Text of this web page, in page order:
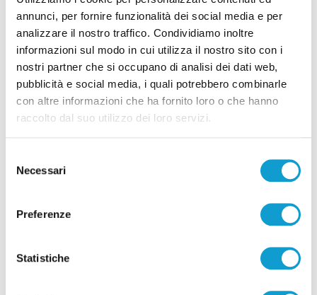
annunci, per fornire funzionalità dei social media e per
analizzare il nostro traffico. Condividiamo inoltre
informazioni sul modo in cui utilizza il nostro sito con i
nostri partner che si occupano di analisi dei dati web,
pubblicità e social media, i quali potrebbero combinarle
con altre informazioni che ha fornito loro o che hanno
raccolto dal suo utilizzo dei loro servizi.
delNecessari
Preferenze
Statistiche
12 persone segnalate
di Rossella Luciani